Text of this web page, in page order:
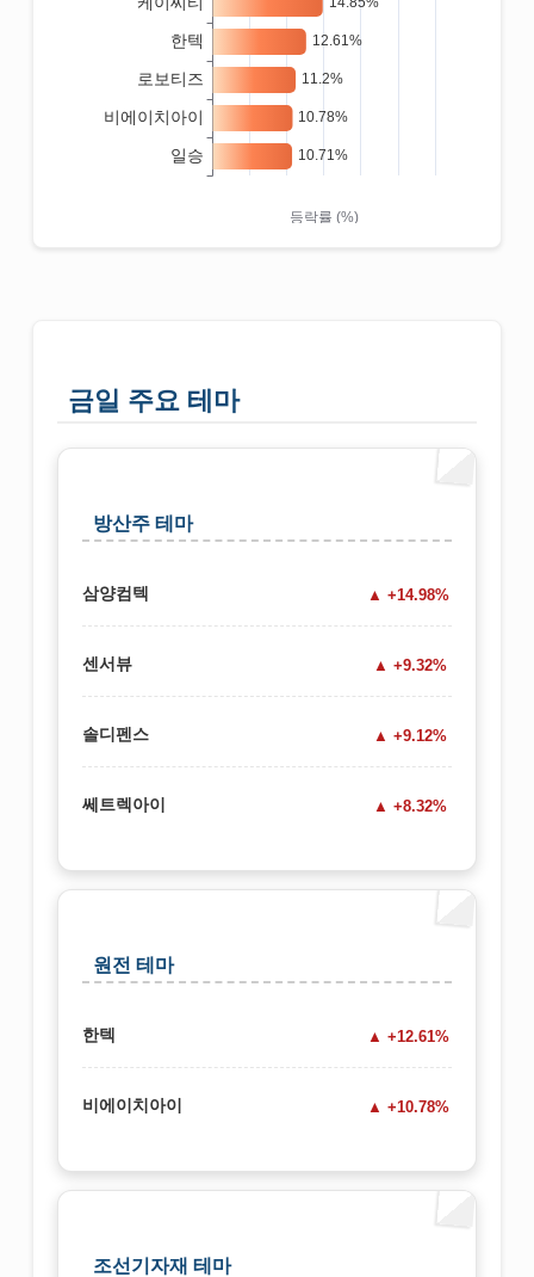
금일 주요 테마
방산주 테마
삼양컴텍 +14.98%
센서뷰 +9.32%
솔디펜스 +9.12%
쎄트렉아이 +8.32%
원전 테마
한텍 +12.61%
비에이치아이 +10.78%
조선기자재 테마